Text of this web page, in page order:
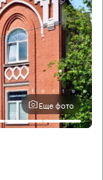
Еще фото